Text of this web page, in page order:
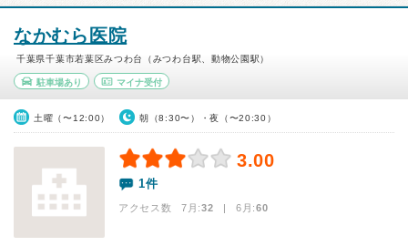
なかむら医院
千葉県千葉市若葉区みつわ台（みつわ台駅、動物公園駅）
駐車場あり マイナ受付
土曜（〜12:00） 朝（8:30〜）・夜（〜20:30）
3.00
1件
アクセス数 7月:32 | 6月:60